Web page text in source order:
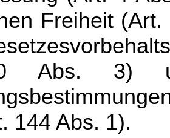
Freiheit
Abs. 3)
144 Abs. 1).